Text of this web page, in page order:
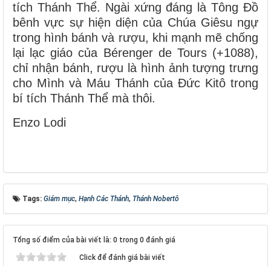
tích Thánh Thể. Ngài xứng đáng là Tông Đồ
bênh vực sự hiện diện của Chúa Giêsu ngự
trong hình bánh và rượu, khi mạnh mẽ chống
lại lạc giáo của Bérenger de Tours (+1088),
chỉ nhận bánh, rượu là hình ảnh tượng trưng
cho Mình và Máu Thánh của Đức Kitô trong
bí tích Thánh Thể mà thôi.
Enzo Lodi
Tags: Giám mục, Hạnh Các Thánh, Thánh Nobertô
Tổng số điểm của bài viết là: 0 trong 0 đánh giá
Click để đánh giá bài viết